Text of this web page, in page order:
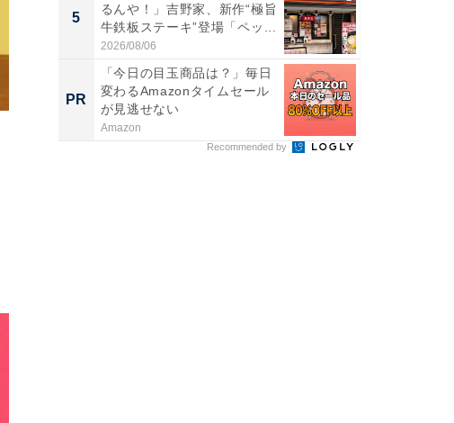
5
るんや！」吉野家、新作“極旨
牛鉄板ステーキ”登場「ペッ...
2026/08/06
PR
「今日の目玉商品は？」毎日
変わるAmazonタイムセール
が見逃せない
Amazon
Recommended by